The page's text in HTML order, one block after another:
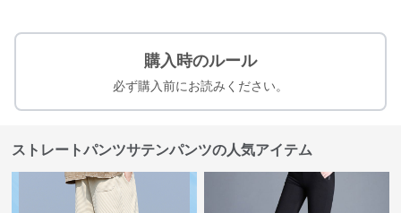
購入時のルール
必ず購入前にお読みください。
ストレートパンツサテンパンツの人気アイテム